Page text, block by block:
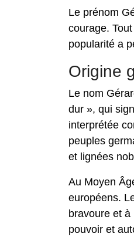
Le prénom
courage.
popularité a
Origine
Le nom
dur », qui
interprétée
peuples
et lignées
Au Moyen
européens.
bravoure et
pouvoir et